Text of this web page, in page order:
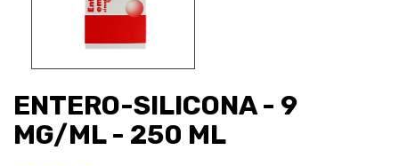
ENTERO-SILICONA - 9
MG/ML - 250 ML